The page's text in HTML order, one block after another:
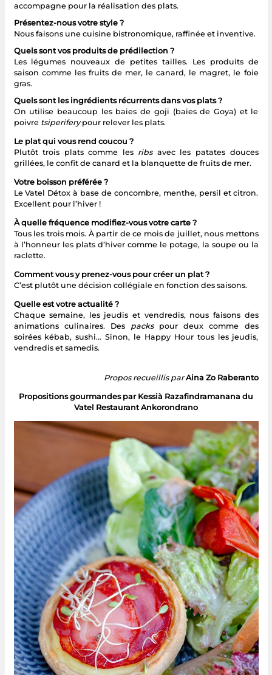
accompagne pour la réalisation des plats.
Présentez-nous votre style ?
Nous faisons une cuisine bistronomique, raffinée et inventive.
Quels sont vos produits de prédilection ?
Les légumes nouveaux de petites tailles. Les produits de
saison comme les fruits de mer, le canard, le magret, le foie
gras.
Quels sont les ingrédients récurrents dans vos plats ?
On utilise beaucoup les baies de goji (baies de Goya) et le
poivre tsiperiferypour relever les plats.
Le plat qui vous rend coucou ?
Plutôt trois plats comme les ribsavec les patates douces
grillées, le confit de canard et la blanquette de fruits de mer.
Votre boisson préférée ?
Le Vatel Détox à base de concombre, menthe, persil et citron.
Excellent pour l’hiver !
À quelle fréquence modifiez-vous votre carte ?
Tous les trois mois. À partir de ce mois de juillet, nous mettons
à l’honneur les plats d’hiver comme le potage, la soupe ou la
raclette.
Comment vous y prenez-vous pour créer un plat ?
C’est plutôt une décision collégiale en fonction des saisons.
Quelle est votre actualité ?
Chaque semaine, les jeudis et vendredis, nous faisons des
animations culinaires. Des packspour deux comme des
soirées kébab, sushi… Sinon, le Happy Hour tous les jeudis,
vendredis et samedis.
Propos recueillis par Aina Zo Raberanto
Propositions gourmandes par Kessià Razafindramanana du
Vatel Restaurant Ankorondrano